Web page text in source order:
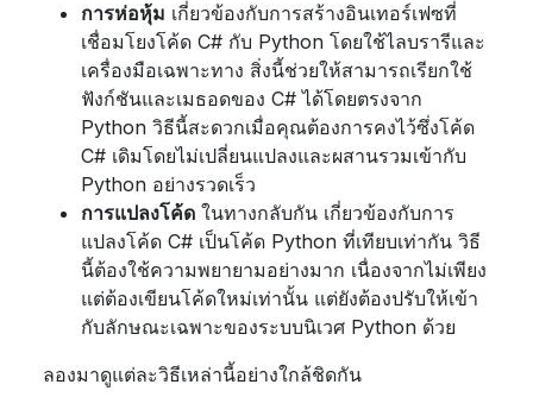
การห่อหุ้ม เกี่ยวข้องกับการสร้างอินเทอร์เฟซที่
เชื่อมโยงโค้ด C# กับ Python โดยใช้ไลบรารีและ
เครื่องมือเฉพาะทาง สิ่งนี้ช่วยให้สามารถเรียกใช้
ฟังก์ชันและเมธอดของ C# ได้โดยตรงจาก
Python วิธีนี้สะดวกเมื่อคุณต้องการคงไว้ซึ่งโค้ด
C# เดิมโดยไม่เปลี่ยนแปลงและผสานรวมเข้ากับ
Python อย่างรวดเร็ว
การแปลงโค้ด ในทางกลับกัน เกี่ยวข้องกับการ
แปลงโค้ด C# เป็นโค้ด Python ที่เทียบเท่ากัน วิธี
นี้ต้องใช้ความพยายามอย่างมาก เนื่องจากไม่เพียง
แต่ต้องเขียนโค้ดใหม่เท่านั้น แต่ยังต้องปรับให้เข้า
กับลักษณะเฉพาะของระบบนิเวศ Python ด้วย
ลองมาดูแต่ละวิธีเหล่านี้อย่างใกล้ชิดกัน